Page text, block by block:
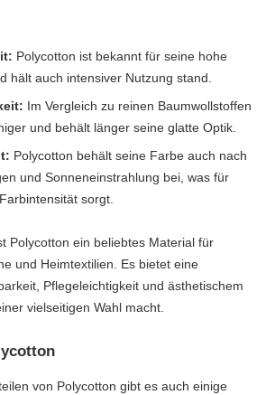
Polycotton ist bekannt für seine hohe
hält auch intensiver Nutzung stand.
Im Vergleich zu reinen Baumwollstoffen
und behält länger seine glatte Optik.
Polycotton behält seine Farbe auch nach
und Sonneneinstrahlung bei, was für
sorgt.
Polycotton ein beliebtes Material für
und Heimtextilien. Es bietet eine
Pflegeleichtigkeit und ästhetischem
vielseitigen Wahl macht.
von Polycotton gibt es auch einige